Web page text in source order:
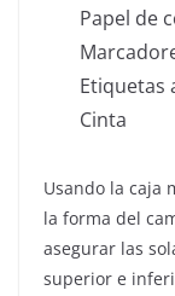
Papel de
Etiquetas
Cinta
Usando la caja
la forma del
asegurar las
superior e